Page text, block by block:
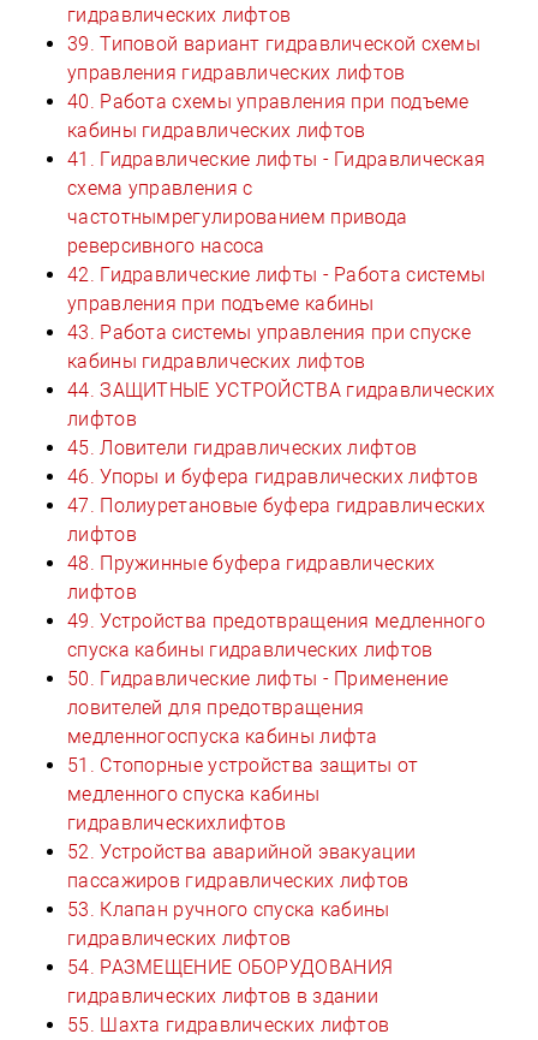
гидравлических лифтов
39. Типовой вариант гидравлической схемы
управления гидравлических лифтов
40. Работа схемы управления при подъеме
кабины гидравлических лифтов
41. Гидравлические лифты - Гидравлическая
схема управления с
частотнымрегулированием привода
реверсивного насоса
42. Гидравлические лифты - Работа системы
управления при подъеме кабины
43. Работа системы управления при спуске
кабины гидравлических лифтов
44. ЗАЩИТНЫЕ УСТРОЙСТВА гидравлических
лифтов
45. Ловители гидравлических лифтов
46. Упоры и буфера гидравлических лифтов
47. Полиуретановые буфера гидравлических
лифтов
48. Пружинные буфера гидравлических
лифтов
49. Устройства предотвращения медленного
спуска кабины гидравлических лифтов
50. Гидравлические лифты - Применение
ловителей для предотвращения
медленногоспуска кабины лифта
51. Стопорные устройства защиты от
медленного спуска кабины
гидравлическихлифтов
52. Устройства аварийной эвакуации
пассажиров гидравлических лифтов
53. Клапан ручного спуска кабины
гидравлических лифтов
54. РАЗМЕЩЕНИЕ ОБОРУДОВАНИЯ
гидравлических лифтов в здании
55. Шахта гидравлических лифтов